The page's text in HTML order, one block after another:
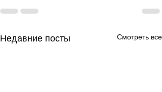
Недавние посты Смотреть все